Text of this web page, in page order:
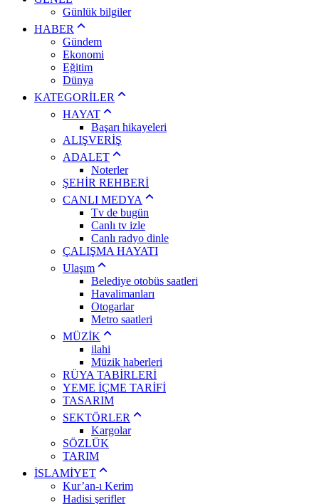
Günlük bilgiler
HABER
Gündem
Ekonomi
Eğitim
Dünya
KATEGORİLER
HAYAT
Başarı hikayeleri
ALIŞVERİŞ
ADALET
Noterler
ŞEHİR REHBERİ
CANLI MEDYA
Tv de bugün
Canlı tv izle
Canlı radyo dinle
ÇALIŞMA HAYATI
Ulaşım
Belediye otobüs saatleri
Havalimanları
Otogarlar
Metro saatleri
MÜZİK
ilahi
Müzik haberleri
RÜYA TABİRLERİ
YEME İÇME TARİFİ
TASARIM
SEKTÖRLER
Kargolar
SÖZLÜK
TARIM
İSLAMİYET
Kur’an-ı Kerim
Hadisi şerifler